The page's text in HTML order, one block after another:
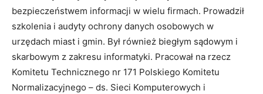
bezpieczeństwem informacji w wielu firmach. Prowadził
szkolenia i audyty ochrony danych osobowych w
urzędach miast i gmin. Był również biegłym sądowym i
skarbowym z zakresu informatyki. Pracował na rzecz
Komitetu Technicznego nr 171 Polskiego Komitetu
Normalizacyjnego – ds. Sieci Komputerowych i